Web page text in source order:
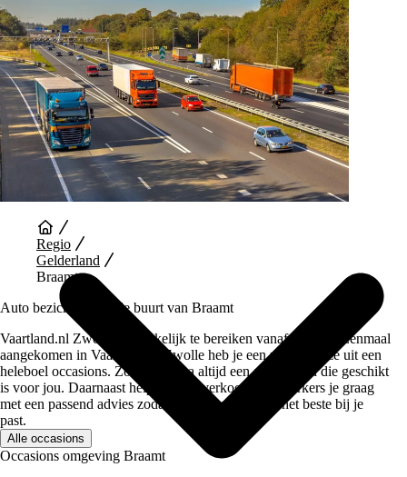
Auto Diensten
Regio
Gelderland
Braamt
Auto bezichtigen in de buurt van Braamt
Vaartland.nl Zwolle is makkelijk te bereiken vanaf Braamt. Eenmaal
aangekomen in Vaartland.nl Zwolle heb je een ruime keuze uit een
heleboel occasions. Zo zit er bijna altijd een auto tussen die geschikt
is voor jou. Daarnaast helpen onze verkoopmedewerkers je graag
met een passend advies zodat je de auto kiest die het beste bij je
past.
Alle occasions
Occasions omgeving Braamt